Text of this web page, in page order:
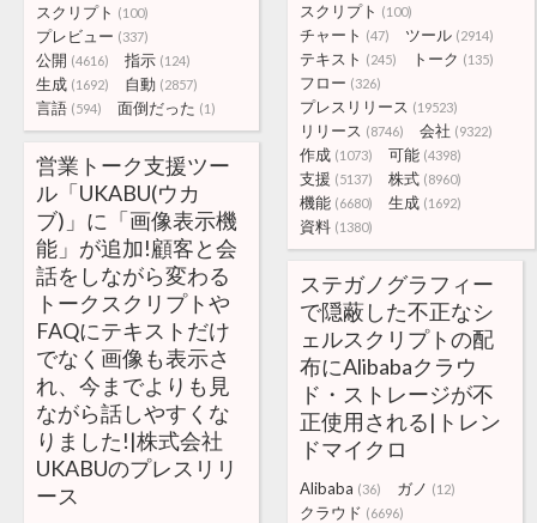
スクリプト (100)
チャート (47) ツール (2914)
テキスト (245) トーク (135)
フロー (326)
プレスリリース (19523)
リリース (8746) 会社 (9322)
作成 (1073) 可能 (4398)
支援 (5137) 株式 (8960)
機能 (6680) 生成 (1692)
資料 (1380)
スクリプト (100)
プレビュー (337)
公開 (4616) 指示 (124)
生成 (1692) 自動 (2857)
言語 (594) 面倒だった (1)
営業トーク支援ツー
ル「UKABU(ウカ
ブ)」に「画像表示機
能」が追加!顧客と会
話をしながら変わる
トークスクリプトや
FAQにテキストだけ
でなく画像も表示さ
れ、今までよりも見
ながら話しやすくな
りました!|株式会社
UKABUのプレスリリ
ース
ステガノグラフィー
で隠蔽した不正なシ
ェルスクリプトの配
布にAlibabaクラウ
ド・ストレージが不
正使用される|トレン
ドマイクロ
Alibaba (36) ガノ (12)
クラウド (6696)